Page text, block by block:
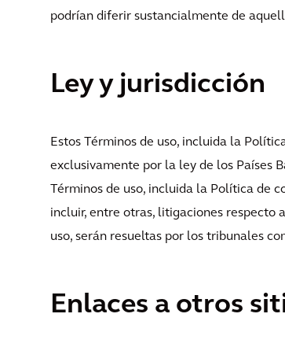
podrían diferir sustancialmente de
Ley y jurisdicción
Estos Términos de uso, incluida la
exclusivamente por la ley de los Países
Términos de uso, incluida la Política de
incluir, entre otras, litigaciones respecto
uso, serán resueltas por los tribunales
Enlaces a otros